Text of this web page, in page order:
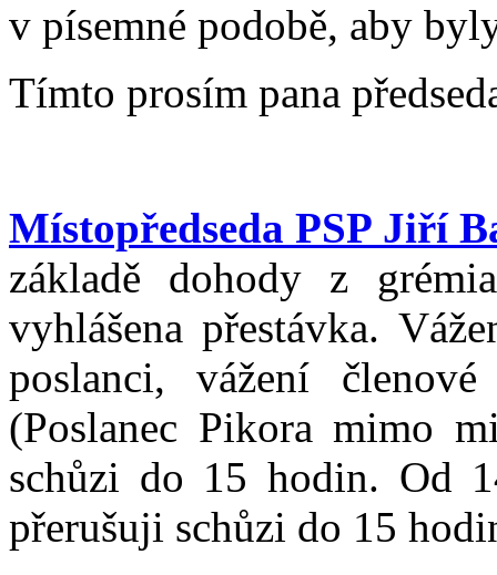
v písemné podobě, aby
Tímto prosím pana
Místopředseda PSP Jiří
základě dohody z
vyhlášena přestávka.
poslanci, vážení
(Poslanec Pikora mimo
schůzi do 15 hodin. Od
přerušuji schůzi do 15